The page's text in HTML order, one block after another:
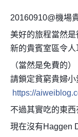
20160910@機場
美好的旅程當然
新的貴賓室區令人
（當然是免費的）
請鎖定貧窮貴婦
https://
不過其實吃的東西
現在沒有Haggen